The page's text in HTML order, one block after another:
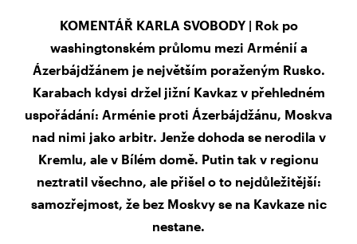
KOMENTÁŘ KARLA SVOBODY | Rok po
washingtonském průlomu mezi Arménií a
Ázerbájdžánem je největším poraženým Rusko.
Karabach kdysi držel jižní Kavkaz v přehledném
uspořádání: Arménie proti Ázerbájdžánu, Moskva
nad nimi jako arbitr. Jenže dohoda se nerodila v
Kremlu, ale v Bílém domě. Putin tak v regionu
neztratil všechno, ale přišel o to nejdůležitější:
samozřejmost, že bez Moskvy se na Kavkaze nic
nestane.